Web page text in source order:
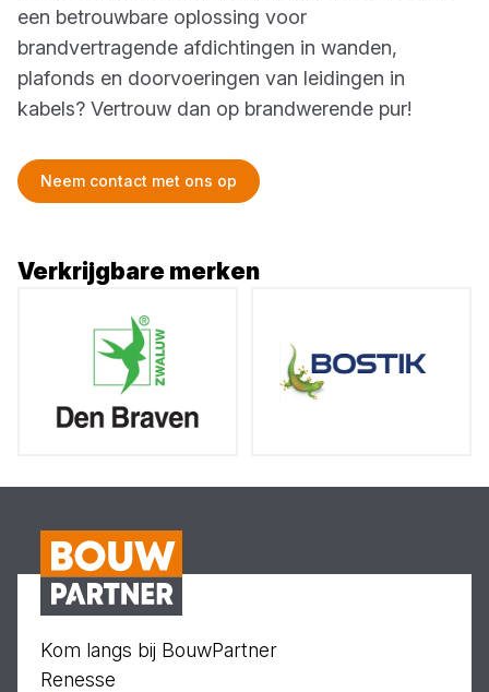
een betrouwbare oplossing voor
brandvertragende afdichtingen in wanden,
plafonds en doorvoeringen van leidingen in
kabels? Vertrouw dan op brandwerende pur!
Neem contact met ons op
Verkrijgbare merken
Kom langs bij BouwPartner
Renesse